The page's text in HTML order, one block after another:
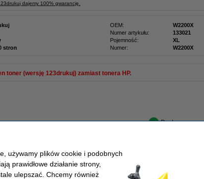
dajemy 100% gwarancję.
OEM:
W2200X
Numer artykułu:
133021
Pojemność:
XL
stron Numer: W2200X
toner (wersję 123drukuj) zamiast tonera HP.
Dostępny
W2201X, W2202X, W2203X czarny + 3 kolory
220X marki 123drukuj dla drukarek HP:
używamy plików cookie i podobnych
prawidłowe działanie strony,
ulepszać. Chcemy również